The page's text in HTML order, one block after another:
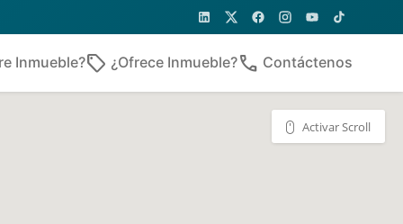
Inmueble?sell ¿Ofrece Inmueble?phone Contáctenos
Activar Scroll